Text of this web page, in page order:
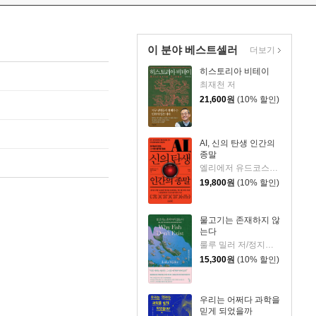
이 분야 베스트셀러
히스토리아 비테이
최재천 저
21,600원 (10% 할인)
AI, 신의 탄생 인간의
종말
엘리에저 유드코스키,네이트 소아레스 공저/고영훈 역
19,800원 (10% 할인)
물고기는 존재하지 않
는다
룰루 밀러 저/정지인 역
15,300원 (10% 할인)
우리는 어쩌다 과학을
믿게 되었을까
더보기